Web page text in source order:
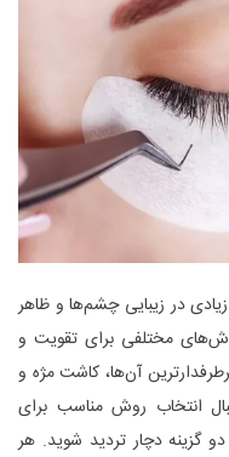
در زیبایی چشم‌ها و ظاهر
مختلفی برای تقویت و
آن‌ها، کاشت مژه و
انتخاب روش مناسب برای
دچار تردید شوید. هر